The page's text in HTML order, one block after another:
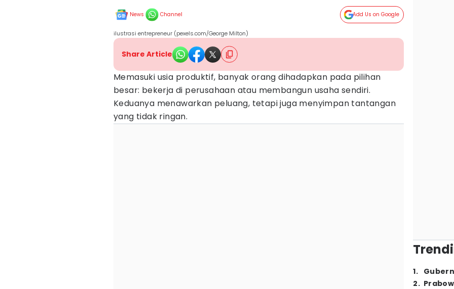
News Channel Add Us on Google
ilustrasi entrepreneur (pexels.com/George Milton)
Share Article
Memasuki usia produktif, banyak orang dihadapkan pada pilihan
besar: bekerja di perusahaan atau membangun usaha sendiri.
Keduanya menawarkan peluang, tetapi juga menyimpan tantangan
yang tidak ringan.
1.
2.